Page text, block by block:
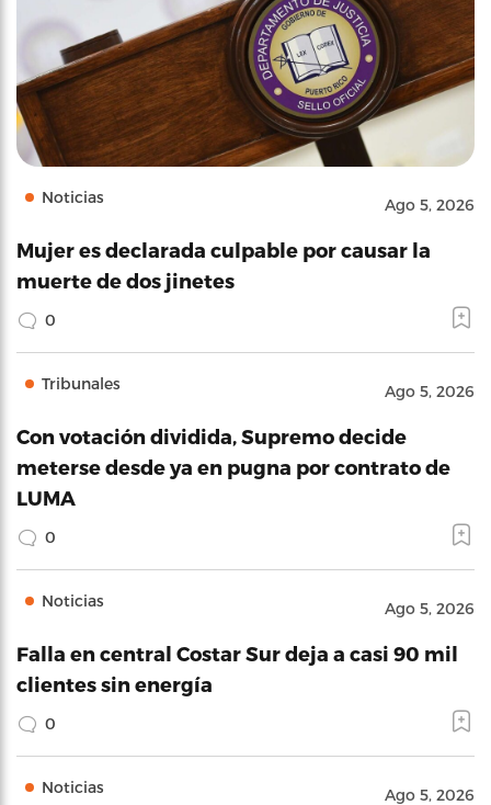
Noticias Ago 5, 2026
Mujer es declarada culpable por causar la
muerte de dos jinetes
0
Tribunales Ago 5, 2026
Con votación dividida, Supremo decide
meterse desde ya en pugna por contrato de
LUMA
0
Noticias Ago 5, 2026
Falla en central Costar Sur deja a casi 90 mil
clientes sin energía
0
Noticias Ago 5, 2026